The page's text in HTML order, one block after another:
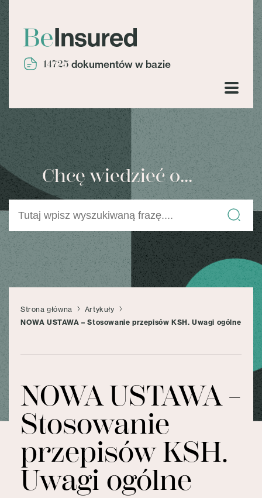
14725 dokumentów w bazie
Chcę wiedzieć o...
Strona główna
Artykuły
NOWA USTAWA – Stosowanie przepisów KSH. Uwagi ogólne
NOWA USTAWA –
Stosowanie
przepisów KSH.
Uwagi ogólne